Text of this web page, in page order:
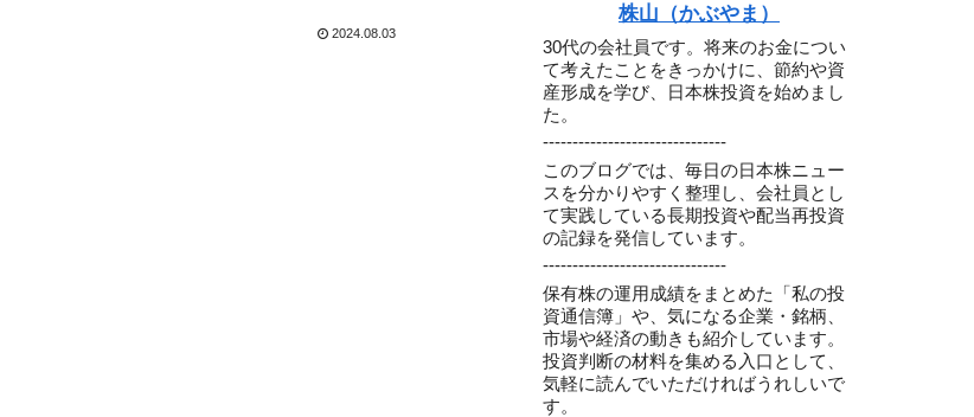
2024.08.03
株山（かぶやま）
30代の会社員です。将来のお金につい
て考えたことをきっかけに、節約や資
産形成を学び、日本株投資を始めまし
た。
-------------------------------
このブログでは、毎日の日本株ニュー
スを分かりやすく整理し、会社員とし
て実践している長期投資や配当再投資
の記録を発信しています。
-------------------------------
保有株の運用成績をまとめた「私の投
資通信簿」や、気になる企業・銘柄、
市場や経済の動きも紹介しています。
投資判断の材料を集める入口として、
気軽に読んでいただければうれしいで
す。